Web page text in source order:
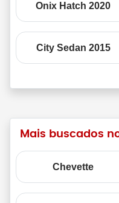
Onix Hatch 2020
City Sedan 2015
Mais buscados
Chevette